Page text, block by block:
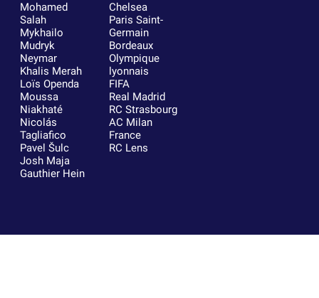
Mohamed
Salah
Mykhailo
Mudryk
Neymar
Khalis Merah
Loïs Openda
Moussa
Niakhaté
Nicolás
Tagliafico
Pavel Šulc
Josh Maja
Gauthier Hein
Chelsea
Paris Saint-
Germain
Bordeaux
Olympique
lyonnais
FIFA
Real Madrid
RC Strasbourg
AC Milan
France
RC Lens